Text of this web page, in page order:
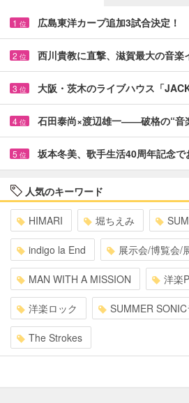
1 位 広島東洋カープ追加3試合決定
2 位 西川貴教に直撃、滋賀最大の音
3 位 大阪・茨木のライブハウス「
4 位 石田泰尚×渡辺雄一――破格の“
5 位 坂本冬美、歌手生活40周年記念
人気のキーワード
HIMARI 堀ちえみ
indigo la End 展示会/博覧会/
MAN WITH A MISSION 洋楽
洋楽ロック SUMMER
The Strokes